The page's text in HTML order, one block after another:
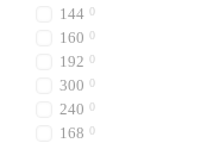
144 0
160 0
192 0
300 0
240 0
168 0